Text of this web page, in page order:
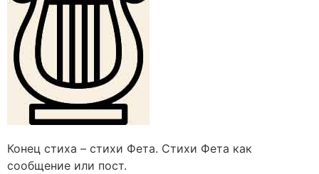
Конец стиха – стихи Фета. Стихи Фета как
сообщение или пост.